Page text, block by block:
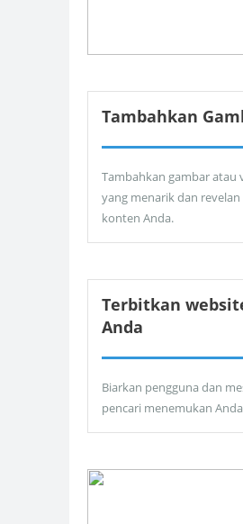
Tambahkan
Tambahkan gambar atau
yang menarik dan revelan
konten Anda.
Terbitkan
Anda
Biarkan pengguna dan
pencari menemukan